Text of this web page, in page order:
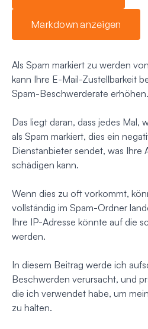
Markdown anzeigen
Als Spam markiert zu werden
kann Ihre E-Mail-Zustellbarkeit
Spam-Beschwerderate erhöhen.
Das liegt daran, dass jedes Mal,
als Spam markiert, dies ein
Dienstanbieter sendet, was Ihre
schädigen kann.
Wenn dies zu oft vorkommt,
vollständig im Spam-Ordner
Ihre IP-Adresse könnte auf die
werden.
In diesem Beitrag werde ich
Beschwerden verursacht, und
die ich verwendet habe, um
zu halten.